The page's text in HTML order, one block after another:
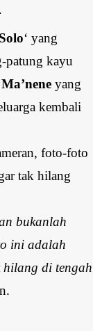
‘ yang
patung kayu
Ma’nene yang
kembali
foto-foto
tak hilang
bukanlah
ini adalah
hilang di tengah